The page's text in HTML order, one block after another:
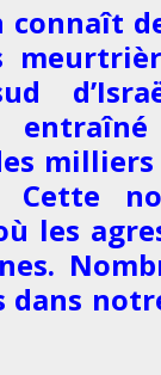
milliers
Cette
les